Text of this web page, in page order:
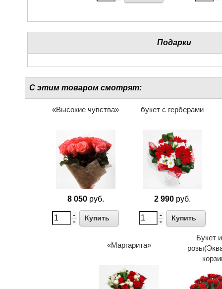
Подарки
С этим товаром смотрят:
«Высокие чувства»
8 050руб.
Купить
букет с герберами
2 990руб.
Купить
«Маргарита»
Букет